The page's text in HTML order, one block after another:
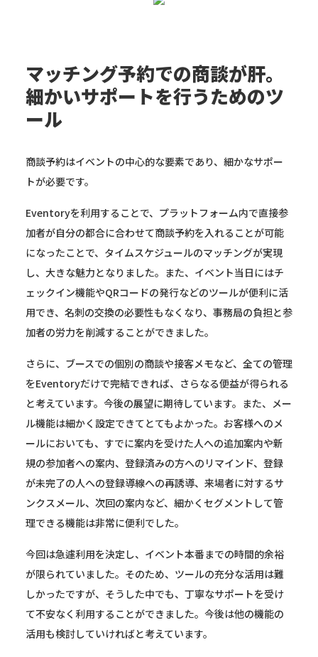
マッチング予約での商談が肝。
細かいサポートを行うためのツ
ール
商談予約はイベントの中心的な要素であり、細かなサポー
トが必要です。
Eventoryを利用することで、プラットフォーム内で直接参
加者が自分の都合に合わせて商談予約を入れることが可能
になったことで、タイムスケジュールのマッチングが実現
し、大きな魅力となりました。また、イベント当日にはチ
ェックイン機能やQRコードの発行などのツールが便利に活
用でき、名刺の交換の必要性もなくなり、事務局の負担と参
加者の労力を削減することができました。
さらに、ブースでの個別の商談や接客メモなど、全ての管理
をEventoryだけで完結できれば、さらなる便益が得られる
と考えています。今後の展望に期待しています。また、メー
ル機能は細かく設定できてとてもよかった。お客様へのメ
ールにおいても、すでに案内を受けた人への追加案内や新
規の参加者への案内、登録済みの方へのリマインド、登録
が未完了の人への登録導線への再誘導、来場者に対するサ
ンクスメール、次回の案内など、細かくセグメントして管
理できる機能は非常に便利でした。
今回は急遽利用を決定し、イベント本番までの時間的余裕
が限られていました。そのため、ツールの充分な活用は難
しかったですが、そうした中でも、丁寧なサポートを受け
て不安なく利用することができました。今後は他の機能の
活用も検討していければと考えています。